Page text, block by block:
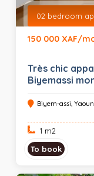
02 bedroom
150 000 XAF/
Très chic
Biyemassi
Biyem-assi,
1 m2
To book